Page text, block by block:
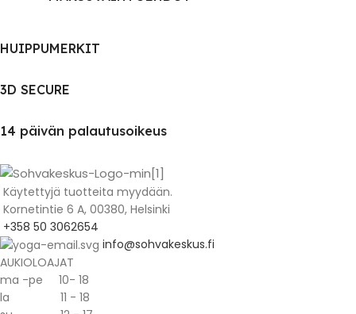
HUIPPUMERKIT
3D SECURE
14 päivän palautusoikeus
Käytettyjä tuotteita myydään.
Kornetintie 6 A, 00380, Helsinki
+358 50 3062654
info@sohvakeskus.fi
AUKIOLOAJAT
ma -pe 10- 18
la 11 - 18